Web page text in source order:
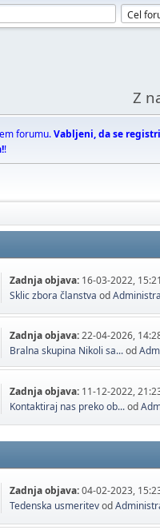
Z
forumu.Vabljeni, da se
!
Zadnja objava: 16-03-2022,
Sklic zbora članstva od
Zadnja objava:22-04-2026,
Bralna skupina Nikoli sa...od
Zadnja objava: 11-12-2022,
Kontaktiraj nas preko ob...od
Zadnja objava:04-02-2023,
Tedenska usmeritevod